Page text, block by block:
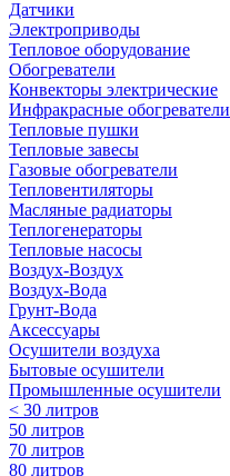
Датчики
Электроприводы
Тепловое оборудование
Обогреватели
Конвекторы электрические
Инфракрасные обогреватели
Тепловые пушки
Тепловые завесы
Газовые обогреватели
Тепловентиляторы
Масляные радиаторы
Теплогенераторы
Тепловые насосы
Воздух-Воздух
Воздух-Вода
Грунт-Вода
Аксессуары
Осушители воздуха
Бытовые осушители
Промышленные осушители
< 30 литров
50 литров
70 литров
80 литров